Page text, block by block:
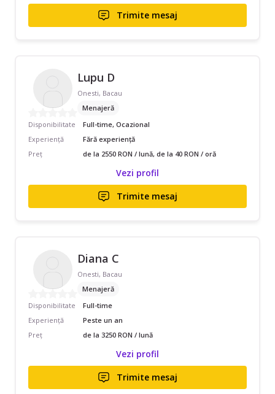
Trimite mesaj
Lupu D
Onesti, Bacau
Menajeră
Disponibilitate
Full-time, Ocazional
Experiență
Fără experiență
Preț
de la 2550 RON / lună, de la 40 RON / oră
Vezi profil
Trimite mesaj
Diana C
Onesti, Bacau
Menajeră
Disponibilitate
Full-time
Experiență
Peste un an
Preț
de la 3250 RON / lună
Vezi profil
Trimite mesaj